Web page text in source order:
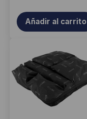
Añadir al carrito
producto
tiene
múltiples
variantes.